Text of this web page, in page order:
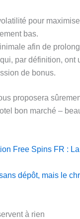
pour
bas.
afin de
par définition, ont
de bonus.
proposera
bon marché –
Free Spins FR :
dépôt, mais le
à rien